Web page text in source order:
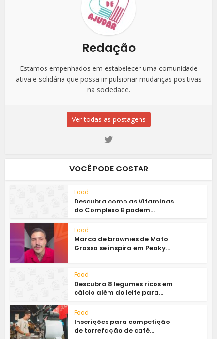
Redação
Estamos empenhados em estabelecer uma comunidade
ativa e solidária que possa impulsionar mudanças positivas
na sociedade.
Ver todas as postagens
VOCÊ PODE GOSTAR
Food
Descubra como as Vitaminas
do Complexo B podem...
Food
Marca de brownies de Mato
Grosso se inspira em Peaky...
Food
Descubra 8 legumes ricos em
cálcio além do leite para...
Food
Inscrições para competição
de torrefação de café...